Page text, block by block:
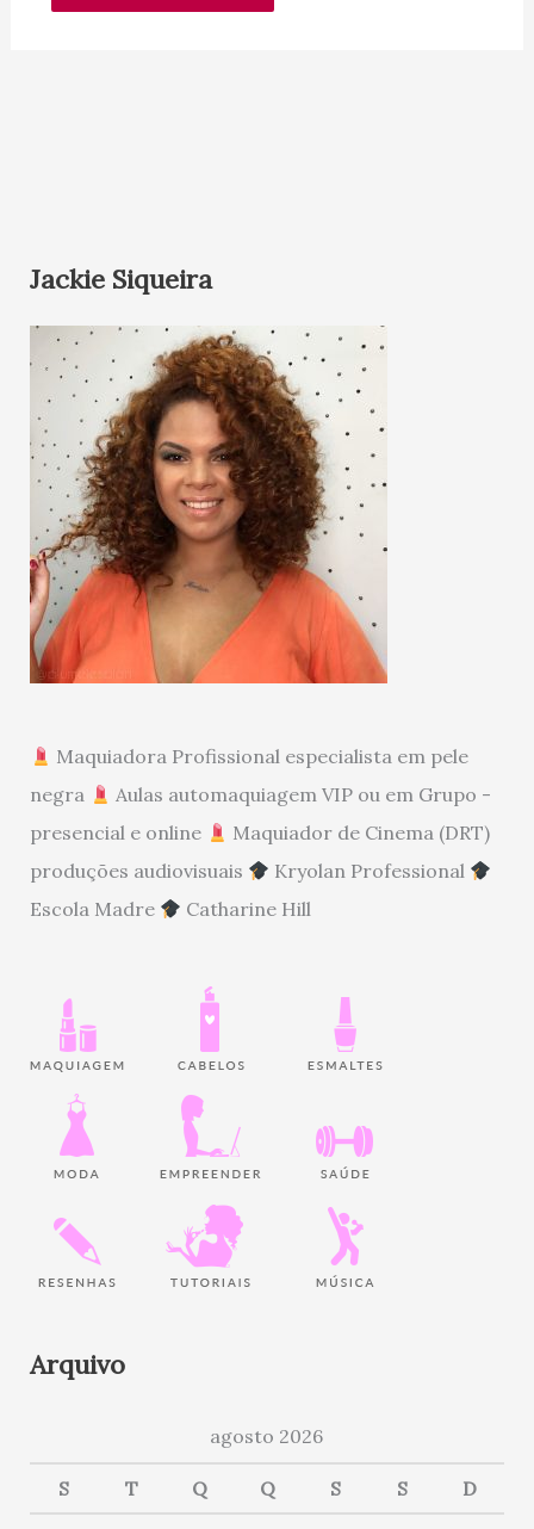
Jackie Siqueira
Maquiadora Profissional especialista em pele
negra
Aulas automaquiagem VIP ou em Grupo -
presencial e online
Maquiador de Cinema (DRT)
produções audiovisuais
Kryolan Professional
Escola Madre
Catharine Hill
Arquivo
agosto 2026
S T Q Q S S D